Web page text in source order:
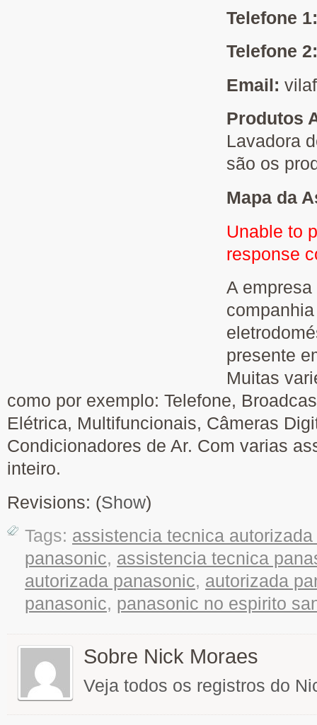
Telefone
Telefone 2:
Email:
Produtos
Lavadora
são os
Mapa da
Unable to
response
A
presente
Muitas
como por exemplo: Telefone,
Elétrica, Multifuncionais, Câmeras
Condicionadores de Ar. Com varias
inteiro.
Revisions: (Show)
Tags: assistencia tecnica
panasonic, assistencia tecnica
autorizada panasonic, autorizada
panasonic, panasonic no espirito
Sobre Nick Moraes
Veja todos os registros do